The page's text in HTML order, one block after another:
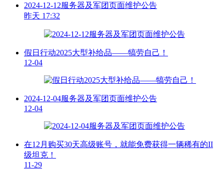
2024-12-12服务器及军团页面维护公告
昨天 17:32
假日行动2025大型补给品——犒劳自己！
12-04
2024-12-04服务器及军团页面维护公告
12-04
在12月购买30天高级账号，就能免费获得一辆稀有的II
级坦克！
11-29